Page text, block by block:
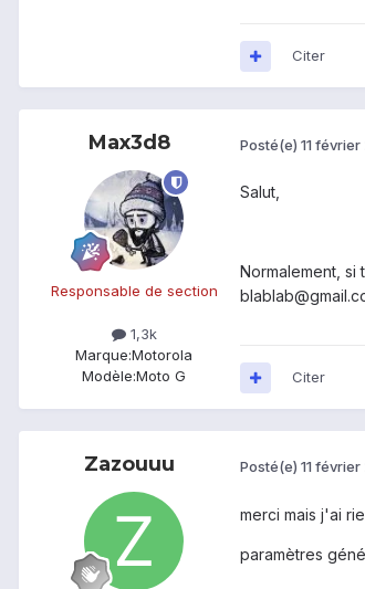
Citer
Max3d8
Responsable de section
1,3k
Marque:Motorola
Modèle:Moto G
Posté(e) 11
Salut,
Normalement,
Citer
Zazouuu Posté(e) 11
merci mais j'ai
paramètres